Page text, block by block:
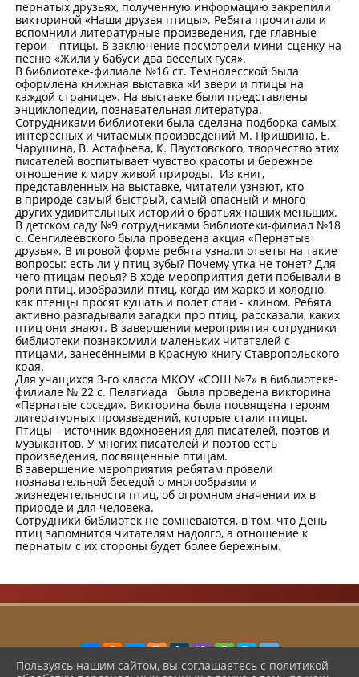
пернатых друзьях, полученную информацию закрепили
викториной «Наши друзья птицы». Ребята прочитали и
вспомнили литературные произведения, где главные
герои – птицы. В заключение посмотрели мини-сценку на
песню «Жили у бабуси два весёлых гуся».
В библиотеке-филиале №16 ст. Темнолесской была
оформлена книжная выставка «И звери и птицы на
каждой странице». На выставке были представлены
энциклопедии, познавательная литература.
Сотрудниками библиотеки была сделана подборка самых
интересных и читаемых произведений М. Пришвина, Е.
Чарушина, В. Астафьева, К. Паустовского, творчество этих
писателей воспитывает чувство красоты и бережное
отношение к миру живой природы. Из книг,
представленных на выставке, читатели узнают, кто
в природе самый быстрый, самый опасный и много
других удивительных историй о братьях наших меньших.
В детском саду №9 сотрудниками библиотеки-филиал №18
с. Сенгилеевского была проведена акция «Пернатые
друзья». В игровой форме ребята узнали ответы на такие
вопросы: есть ли у птиц зубы? Почему утка не тонет? Для
чего птицам перья? В ходе мероприятия дети побывали в
роли птиц, изобразили птиц, когда им жарко и холодно,
как птенцы просят кушать и полет стаи - клином. Ребята
активно разгадывали загадки про птиц, рассказали, каких
птиц они знают. В завершении мероприятия сотрудники
библиотеки познакомили маленьких читателей с
птицами, занесёнными в Красную книгу Ставропольского
края.
Для учащихся 3-го класса МКОУ «СОШ №7» в библиотеке-
филиале № 22 с. Пелагиада была проведена викторина
«Пернатые соседи». Викторина была посвящена героям
литературных произведений, которые стали птицы.
Птицы – источник вдохновения для писателей, поэтов и
музыкантов. У многих писателей и поэтов есть
произведения, посвященные птицам.
В завершение мероприятия ребятам провели
познавательной беседой о многообразии и
жизнедеятельности птиц, об огромном значении их в
природе и для человека.
Сотрудники библиотек не сомневаются, в том, что День
птиц запомнится читателям надолго, а отношение к
пернатым с их стороны будет более бережным.
Пользуясь нашим сайтом, вы соглашаетесь с политикой